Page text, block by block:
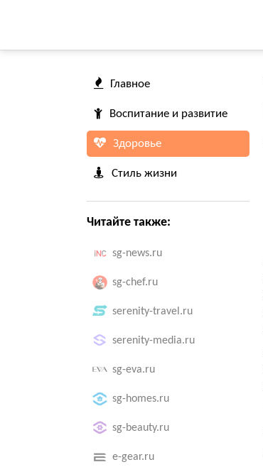
Главное
Воспитание и развитие
Здоровье
Стиль жизни
Читайте также:
sg-news.ru
sg-chef.ru
serenity-travel.ru
serenity-media.ru
sg-eva.ru
sg-homes.ru
sg-beauty.ru
e-gear.ru